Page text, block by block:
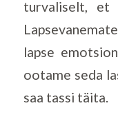
turvaliselt, et
lapse
ootame seda
saa tassi täita.